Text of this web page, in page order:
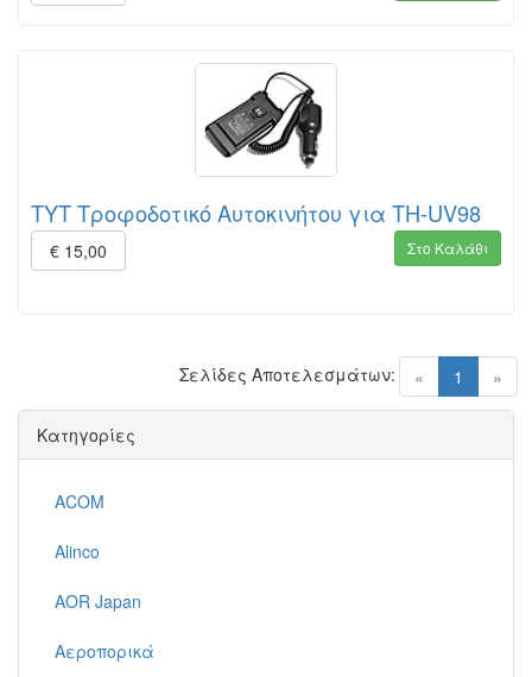
TYT Τροφοδοτικό Αυτοκινήτου για TH-UV98
€ 15,00 Στο Καλάθι
« 1 (current)
»
Σελίδες Αποτελεσμάτων:
Κατηγορίες
ACOM
Alinco
AOR Japan
Αεροπορικά